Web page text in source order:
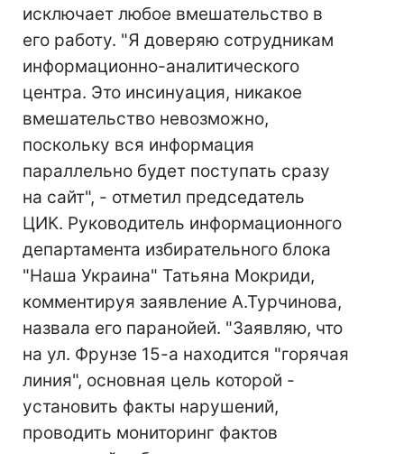
исключает любое вмешательство в
его работу. "Я доверяю сотрудникам
информационно-аналитического
центра. Это инсинуация, никакое
вмешательство невозможно,
поскольку вся информация
параллельно будет поступать сразу
на сайт", - отметил председатель
ЦИК. Руководитель информационного
департамента избирательного блока
"Наша Украина" Татьяна Мокриди,
комментируя заявление А.Турчинова,
назвала его паранойей. "Заявляю, что
на ул. Фрунзе 15-а находится "горячая
линия", основная цель которой -
установить факты нарушений,
проводить мониторинг фактов